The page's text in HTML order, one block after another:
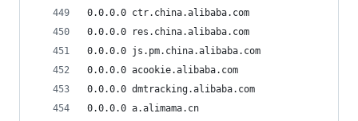
0.0.0.0 ctr.china.alibaba.com
0.0.0.0 res.china.alibaba.com
0.0.0.0 js.pm.china.alibaba.com
0.0.0.0 acookie.alibaba.com
0.0.0.0 dmtracking.alibaba.com
0.0.0.0 a.alimama.cn